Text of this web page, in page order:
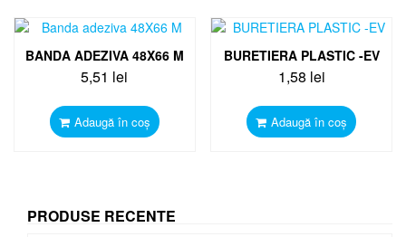
BANDA ADEZIVA 48X66 M
5,51 lei
Adaugă în coș
BURETIERA PLASTIC -EV
1,58 lei
Adaugă în coș
PRODUSE RECENTE